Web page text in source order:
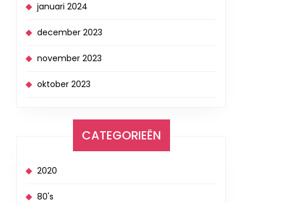
januari 2024
december 2023
november 2023
oktober 2023
CATEGORIEËN
2020
80's